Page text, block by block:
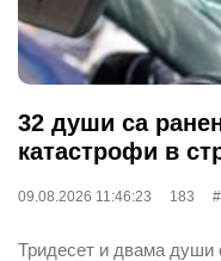
32 души са
катастрофи в
09.08.2026 11:46:23 183
Тридесет и двама души